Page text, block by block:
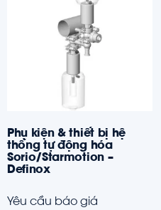
Phụ kiện & thiết bị hệ
thống tự động hóa
Sorio/Starmotion –
Definox
Yêu cầu báo giá